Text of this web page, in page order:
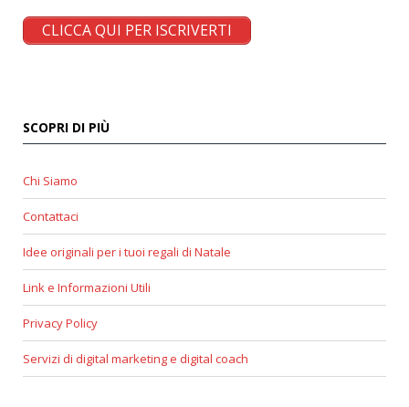
CLICCA QUI PER ISCRIVERTI
SCOPRI DI PIÙ
Chi Siamo
Contattaci
Idee originali per i tuoi regali di Natale
Link e Informazioni Utili
Privacy Policy
Servizi di digital marketing e digital coach